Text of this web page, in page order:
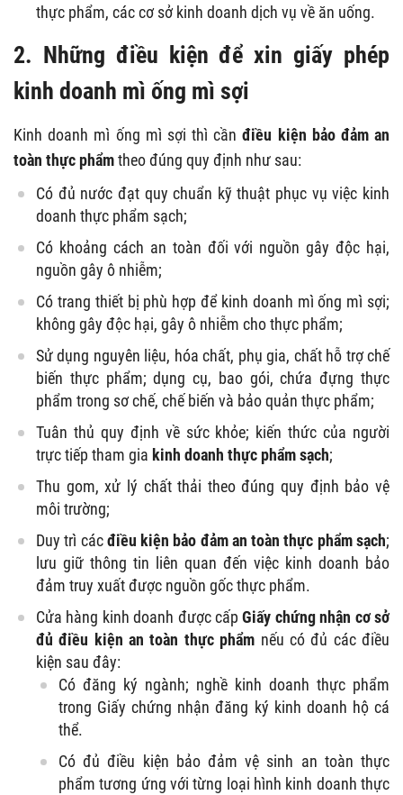
thực phẩm, các cơ sở kinh doanh dịch vụ về ăn uống.
2. Những điều kiện để xin giấy phép
kinh doanh mì ống mì sợi
Kinh doanh mì ống mì sợi thì cầnđiều kiện bảo đảm an
toàn thực phẩmtheo đúng quy định như sau:
Có đủ nước đạt quy chuẩn kỹ thuật phục vụ việc kinh
doanh thực phẩm sạch;
Có khoảng cách an toàn đối với nguồn gây độc hại,
nguồn gây ô nhiễm;
Có trang thiết bị phù hợp để kinh doanh mì ống mì sợi;
không gây độc hại, gây ô nhiễm cho thực phẩm;
Sử dụng nguyên liệu, hóa chất, phụ gia, chất hỗ trợ chế
biến thực phẩm; dụng cụ, bao gói, chứa đựng thực
phẩm trong sơ chế, chế biến và bảo quản thực phẩm;
Tuân thủ quy định về sức khỏe; kiến thức của người
trực tiếp tham gia kinh doanh thực phẩm sạch;
Thu gom, xử lý chất thải theo đúng quy định bảo vệ
môi trường;
Duy trì cácđiều kiện bảo đảm an toàn thực phẩm sạch;
lưu giữ thông tin liên quan đến việc kinh doanh bảo
đảm truy xuất được nguồn gốc thực phẩm.
Cửa hàng kinh doanh được cấpGiấy chứng nhận cơ sở
đủ điều kiện an toàn thực phẩm nếu có đủ các điều
kiện sau đây:
Có đăng ký ngành; nghề kinh doanh thực phẩm
trong Giấy chứng nhận đăng ký kinh doanh hộ cá
thể.
Có đủ điều kiện bảo đảm vệ sinh an toàn thực
phẩm tương ứng với từng loại hình kinh doanh thực